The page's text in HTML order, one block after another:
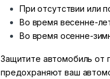
При отсутствии или
Во время весенне-
Во время осенне-
Защитите автомобиль от
предохраняют ваш